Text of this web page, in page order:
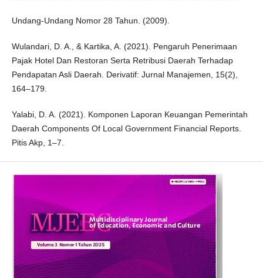
Undang-Undang Nomor 28 Tahun. (2009).
Wulandari, D. A., & Kartika, A. (2021). Pengaruh Penerimaan
Pajak Hotel Dan Restoran Serta Retribusi Daerah Terhadap
Pendapatan Asli Daerah. Derivatif: Jurnal Manajemen, 15(2),
164–179.
Yalabi, D. A. (2021). Komponen Laporan Keuangan Pemerintah
Daerah Components Of Local Government Financial Reports.
Pitis Akp, 1–7.